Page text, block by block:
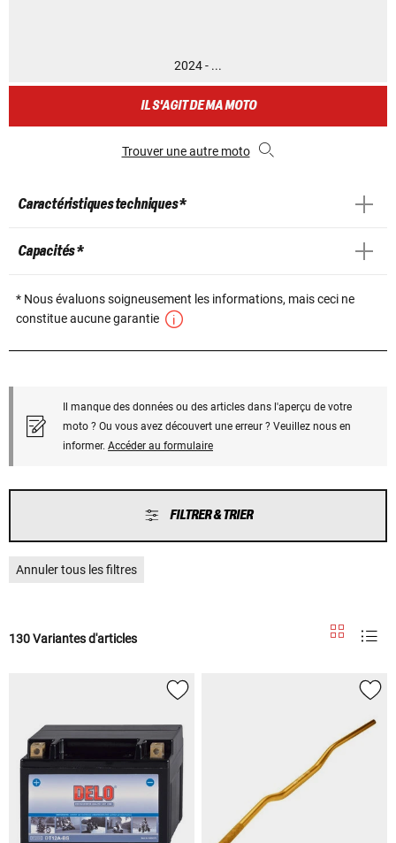
2024 - ...
IL S'AGIT DE MA MOTO
Trouver une autre moto
Caractéristiques techniques *
Capacités *
* Nous évaluons soigneusement les informations, mais ceci ne
constitue aucune garantie
Il manque des données ou des articles dans l'aperçu de votre
moto ? Ou vous avez découvert une erreur ? Veuillez nous en
informer. Accéder au formulaire
FILTRER & TRIER
Annuler tous les filtres
130 Variantes d'articles